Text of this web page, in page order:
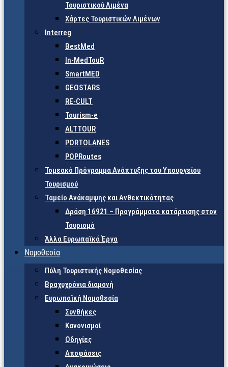
Τουριστικού Λιμένα
Χάρτες Τουριστικών Λιμένων
Interreg
BestMed
In-MedTouR
SmartMED
GEOSTARS
RE-CULT
Tourism-e
ALTTOUR
PORTOLANES
POPRoutes
Τομεακό Πρόγραμμα Ανάπτυξης του Υπουργείου
Τουρισμού
Ταμείο Ανάκαμψης και Ανθεκτικότητας
Δράση 16921 – Προγράμματα κατάρτισης στον
Τουρισμό
Άλλα Ευρωπαϊκά Έργα
Νομοθεσία
Πύλη Τουριστικής Νομοθεσίας
Βραχυχρόνια διαμονή
Ευρωπαϊκή Νομοθεσία
Συνθήκες
Κανονισμοί
Οδηγίες
Αποφάσεις